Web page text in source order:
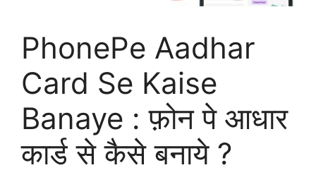
PhonePe Aadhar
Card Se Kaise
Banaye : फ़ोन पे आधार
कार्ड से कैसे बनाये ?